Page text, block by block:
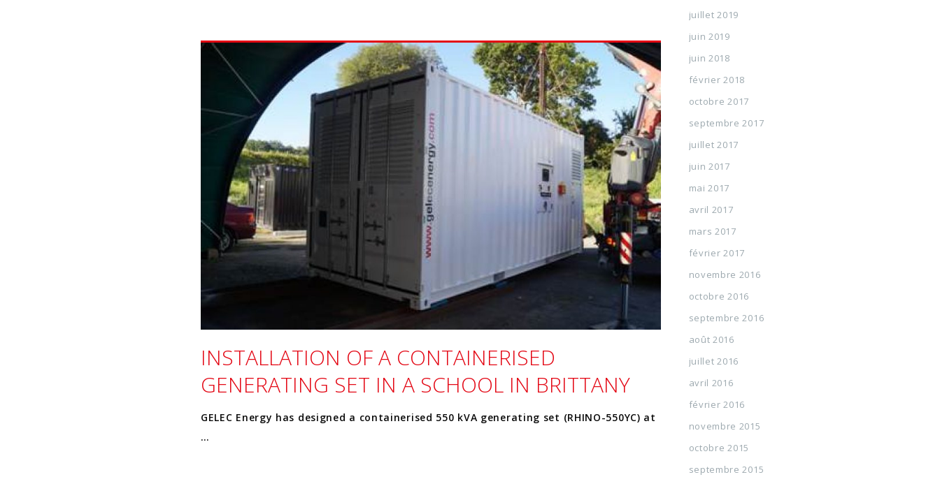
INSTALLATION OF A CONTAINERISED
GENERATING SET IN A SCHOOL IN BRITTANY
GELEC Energy has designed a containerised 550 kVA generating set (RHINO-550YC) at
…
juillet 2019
juin 2019
juin 2018
février 2018
octobre 2017
septembre 2017
juillet 2017
juin 2017
mai 2017
avril 2017
mars 2017
février 2017
novembre 2016
octobre 2016
septembre 2016
août 2016
juillet 2016
avril 2016
février 2016
novembre 2015
octobre 2015
septembre 2015